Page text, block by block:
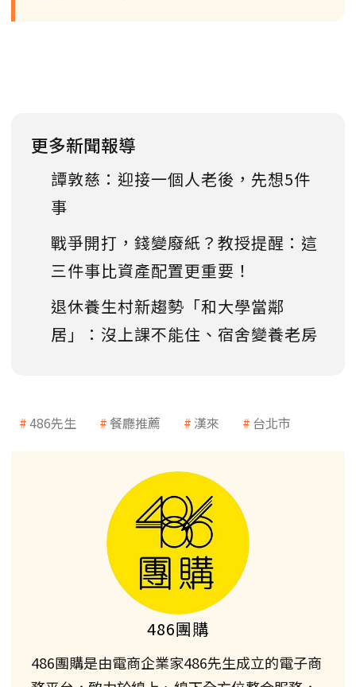
更多新聞報導
譚敦慈：迎接一個人老後，先想5件
事
戰爭開打，錢變廢紙？教授提醒：這
三件事比資產配置更重要！
退休養生村新趨勢「和大學當鄰
居」：沒上課不能住、宿舍變養老房
486先生 餐廳推薦 漢來 台北市
486團購
486團購是由電商企業家486先生成立的電子商